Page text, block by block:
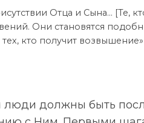
Отца и Сына… [Те,
Они становятся
кто получит
люди должны быть